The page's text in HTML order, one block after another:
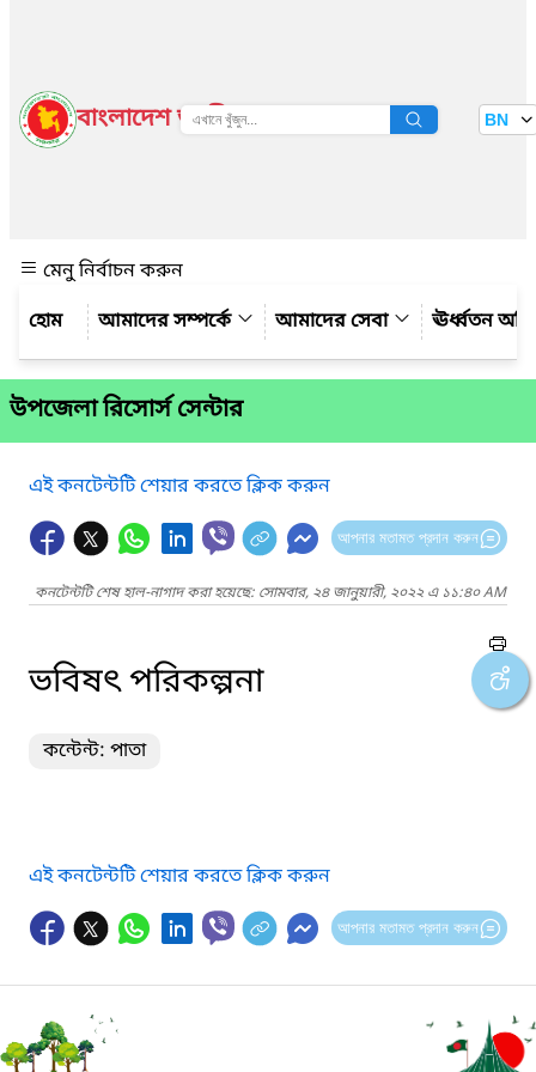
বাংলাদেশ জাতীয় তথ্য বাতায়ন BN
মেনু নির্বাচন করুন
আমাদের সম্পর্কে
আমাদের সেবা ঊর্ধ্বতন
উপজেলা রিসোর্স সেন্টার
এই কনটেন্টটি শেয়ার করতে ক্লিক করুন
আপনার মতামত প্রদান করুন
কনটেন্টটি শেষ হাল-নাগাদ করা হয়েছে: সোমবার, ২৪ জানুয়ারী, ২০২২ এ ১১:৪০ AM
ভবিষৎ পরিকল্পনা
কন্টেন্ট: পাতা
এই কনটেন্টটি শেয়ার করতে ক্লিক করুন
আপনার মতামত প্রদান করুন